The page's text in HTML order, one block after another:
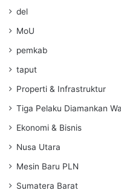
del
MoU
pemkab
taput
Properti & Infrastruktur
Tiga Pelaku Diamankan
Ekonomi & Bisnis
Nusa Utara
Mesin Baru PLN
Sumatera Barat